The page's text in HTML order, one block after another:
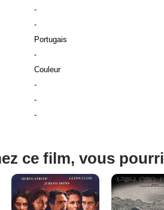
-
-
Portugais
-
Couleur
-
-
-
ce film, vous